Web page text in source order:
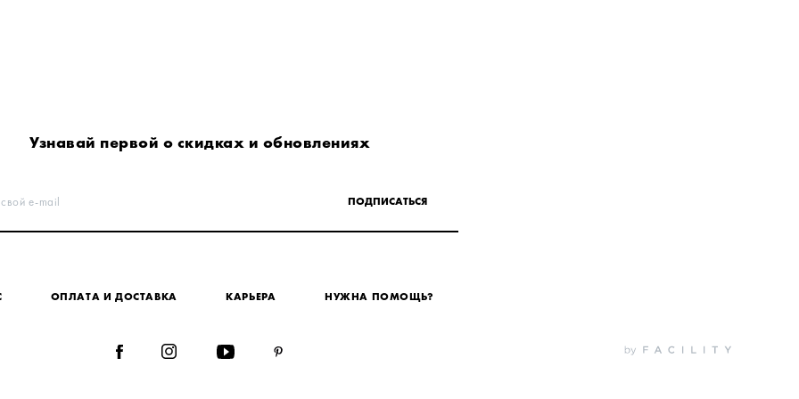
Узнавай первой о скидках и обновлениях
e-mail ПОДПИСАТЬСЯ
ОПЛАТА И ДОСТАВКА КАРЬЕРА НУЖНА ПОМОЩЬ?